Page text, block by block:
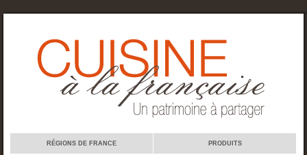
RÉGIONS DE FRANCE PRODUITS